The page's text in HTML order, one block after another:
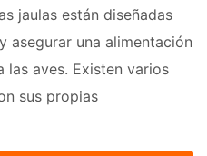
jaulas están diseñadas
asegurar una alimentación
las aves. Existen varios
sus propias